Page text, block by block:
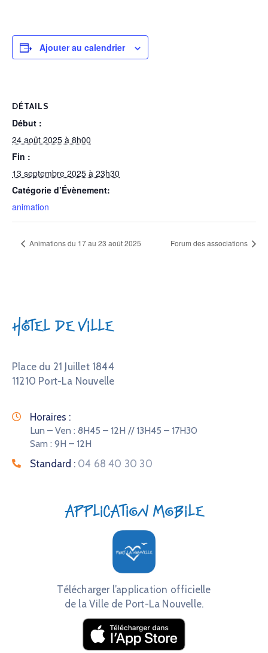
Ajouter au calendrier
DÉTAILS
Début :
24 août 2025 à 8h00
Fin :
13 septembre 2025 à 23h30
Catégorie d’Évènement:
animation
Animations du 17 au 23 août 2025 Forum des associations
Hôtel de Ville
Place du 21 Juillet 1844
11210 Port-La Nouvelle
Horaires :
Lun – Ven : 8H45 – 12H // 13H45 – 17H30
Sam : 9H – 12H
Standard : 04 68 40 30 30
Application mobile
Télécharger l’application officielle
de la Ville de Port-La Nouvelle.